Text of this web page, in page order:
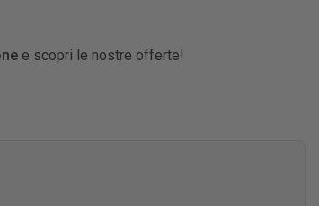
e scopri le nostre offerte!